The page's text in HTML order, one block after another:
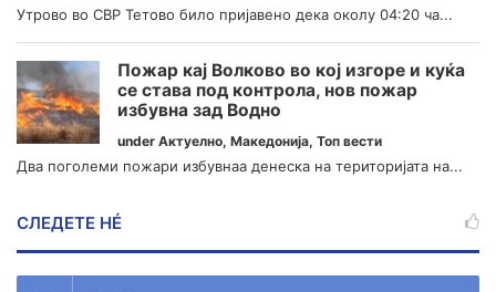
Утрово во СВР Тетово било пријавено дека околу 04:20 ча...
Пожар кај Волково во кој изгоре и куќа
се става под контрола, нов пожар
избувна зад Водно
under Актуелно, Македонија, Топ вести
Два поголеми пожари избувнаа денеска на територијата на...
СЛЕДЕТЕ НÉ